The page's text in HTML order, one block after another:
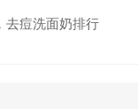
去痘洗面奶排行